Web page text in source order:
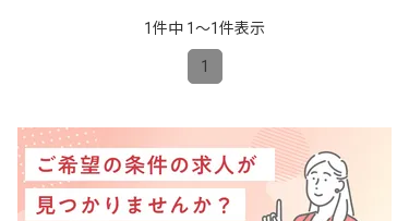
1件中 1〜1件表示
1